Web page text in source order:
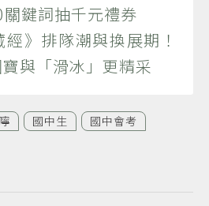
鍵詞抽千元禮券
》排隊潮與換展期！
與「滑冰」更精采
國中生
國中會考